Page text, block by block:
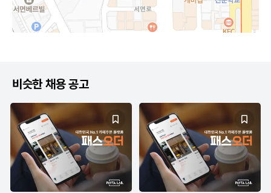
비슷한 채용 공고